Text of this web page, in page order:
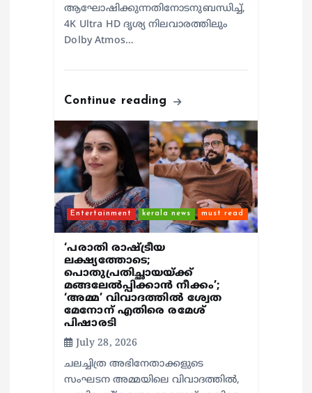
ആഘോഷിക്കുന്നതിനോടനുബന്ധിച്ച്,
4K Ultra HD ദൃശ്യ നിലവാരത്തിലും
Dolby Atmos…
Continue reading
Entertainment kerala news must read
‘പരാതി രാഷ്ട്രീയ
ലക്ഷ്യത്തോടെ;
പൊതുപ്രതിച്ഛായയ്ക്ക്
മങ്ങലേല്‍പ്പിക്കാന്‍ നീക്കം’;
‘അമ്മ’ വിവാദത്തില്‍ ശ്വേത
മേനോന് എതിരെ രമേശ്
പിഷാരടി
July 28, 2026
ചലച്ചിത്ര അഭിനേതാക്കളുടെ
സംഘടന അമ്മയിലെ വിവാദത്തില്‍,